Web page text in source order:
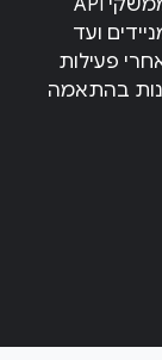
‫Android מספקת קבוצה של כלים וממשקי API
ועד
פעילות
בהתאמה